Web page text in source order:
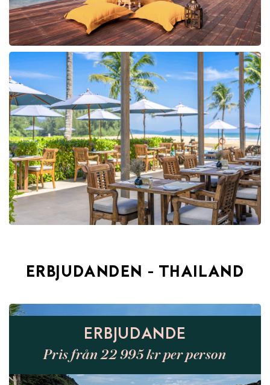
ERBJUDANDEN - THAILAND
ERBJUDANDE
Pris från 22 995 kr per person